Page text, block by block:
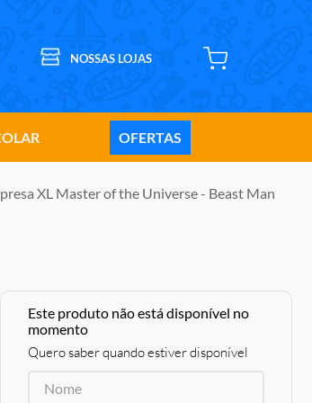
OFERTAS
XL Master of the Universe - Beast Man
Este produto não está disponível no
momento
Quero saber quando estiver disponível